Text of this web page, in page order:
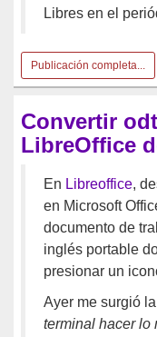
Libres en el
Publicación completa...
Convertir
LibreOffice
En Libreoffice,
en Microsoft
documento de
inglés portable
presionar un
Ayer me surgió
terminal hacer lo